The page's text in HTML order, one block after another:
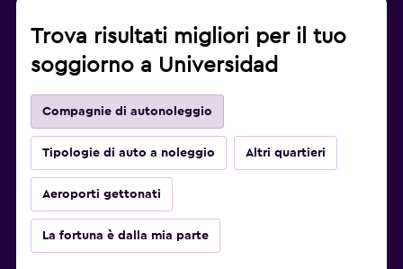
Trova risultati migliori per il tuo
soggiorno a Universidad
Compagnie di autonoleggio
Tipologie di auto a noleggio Altri quartieri
Aeroporti gettonati
La fortuna è dalla mia parte